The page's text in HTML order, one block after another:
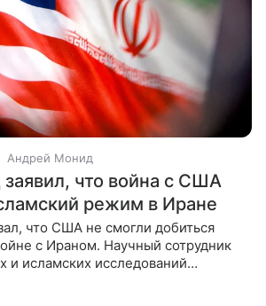
Андрей Монид
заявил, что война с США
режим в Иране
что США не смогли добиться
с Ираном. Научный сотрудник
и исламских исследований